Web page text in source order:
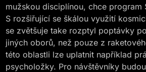
mužskou disciplínou, chce program
S rozšiřující se škálou využití
se zvětšuje take rozptyl poptávky
jiných oborů, než pouze z
této oblastli lze uplatnit například
psycholožky. Pro návštěvníky